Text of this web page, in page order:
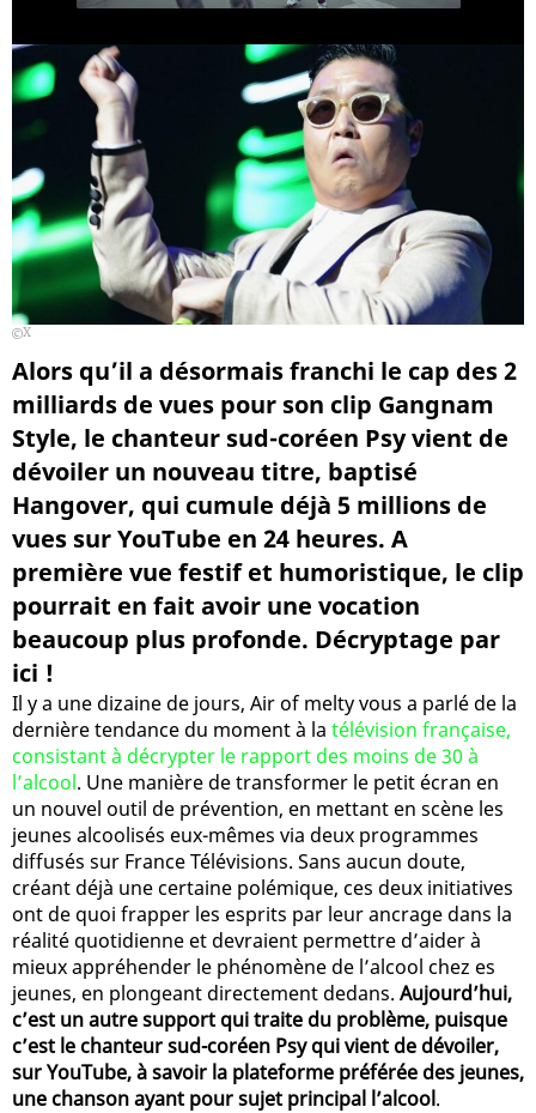
X
Alors qu’il a désormais franchi le cap des 2
milliards de vues pour son clip Gangnam
Style, le chanteur sud-coréen Psy vient de
dévoiler un nouveau titre, baptisé
Hangover, qui cumule déjà 5 millions de
vues sur YouTube en 24 heures. A
première vue festif et humoristique, le clip
pourrait en fait avoir une vocation
beaucoup plus profonde. Décryptage par
ici !
Il y a une dizaine de jours, Air of melty vous a parlé de la
dernière tendance du moment à la télévision française,
consistant à décrypter le rapport des moins de 30 à
l’alcool. Une manière de transformer le petit écran en
un nouvel outil de prévention, en mettant en scène les
jeunes alcoolisés eux-mêmes via deux programmes
diffusés sur France Télévisions. Sans aucun doute,
créant déjà une certaine polémique, ces deux initiatives
ont de quoi frapper les esprits par leur ancrage dans la
réalité quotidienne et devraient permettre d’aider à
mieux appréhender le phénomène de l’alcool chez es
jeunes, en plongeant directement dedans. Aujourd’hui,
c’est un autre support qui traite du problème, puisque
c’est le chanteur sud-coréen Psy qui vient de dévoiler,
sur YouTube, à savoir la plateforme préférée des jeunes,
une chanson ayant pour sujet principal l’alcool.